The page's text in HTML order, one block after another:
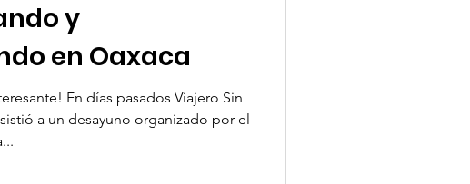
y
en Oaxaca
En días pasados Viajero Sin